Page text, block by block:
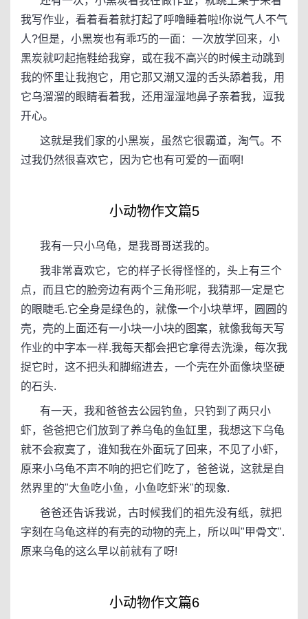
我写作业，看着看着就打起了呼噜睡着啦!你说气人不气
人?但是，小黑炭也有乖巧的一面：一次放学回来，小
黑炭就叼起拖鞋给我穿，或在我不高兴的时候主动跳到
我的怀里让我抱它，用它那又潮又湿的舌头舔着我，用
它乌溜溜的眼睛看着我，还用湿湿地鼻子亲着我，逗我
开心。
这就是我们家的小黑炭，虽然它很霸道，淘气。不
过我仍然很喜欢它，因为它也有可爱的一面啊!
小动物作文篇5
我有一只小乌龟，是我哥哥送我的。
我非常喜欢它，它的样子长得怪怪的，头上有三个
点，而且它的脸旁边有两个三角形呢，我猜那一定是它
的眼睫毛.它全身是绿色的，就像一个小块草坪，圆圆的
壳，壳的上面还有一小块一小块的图案，就像我每天写
作业的中字本一样.我每天都会把它拿得去洗澡，每次我
捉它时，这不把头和脚缩进去，一个壳在外面像块坚硬
的石头.
有一天，我和爸爸去公园钓鱼，只钓到了两只小
虾，爸爸把它们放到了养乌龟的鱼缸里，我想这下乌龟
就不会寂寞了，谁知我在外面玩了回来，不见了小虾，
原来小乌龟不声不响的把它们吃了，爸爸说，这就是自
然界里的"大鱼吃小鱼，小鱼吃虾米"的现象.
爸爸还告诉我说，古时候我们的祖先没有纸，就把
字刻在乌龟这样的有壳的动物的壳上，所以叫"甲骨文".
原来乌龟的这么早以前就有了呀!
小动物作文篇6